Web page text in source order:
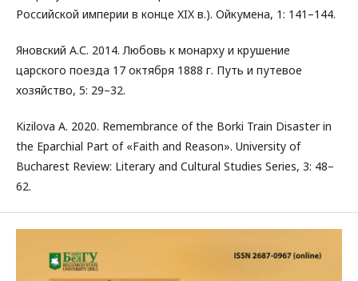
Российской империи в конце XIX в.). Ойкумена, 1: 141–144.
Яновский А.С. 2014. Любовь к монарху и крушение
царского поезда 17 октября 1888 г. Путь и путевое
хозяйство, 5: 29–32.
Kizilova A. 2020. Remembrance of the Borki Train Disaster in
the Eparchial Part of «Faith and Reason». University of
Bucharest Review: Literary and Cultural Studies Series, 3: 48–
62.